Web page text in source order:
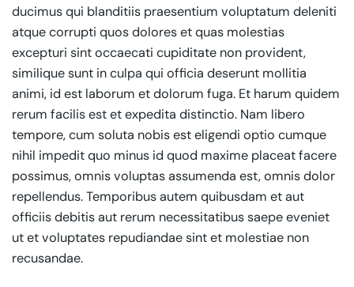
ducimus qui blanditiis praesentium voluptatum deleniti
atque corrupti quos dolores et quas molestias
excepturi sint occaecati cupiditate non provident,
similique sunt in culpa qui officia deserunt mollitia
animi, id est laborum et dolorum fuga. Et harum quidem
rerum facilis est et expedita distinctio. Nam libero
tempore, cum soluta nobis est eligendi optio cumque
nihil impedit quo minus id quod maxime placeat facere
possimus, omnis voluptas assumenda est, omnis dolor
repellendus. Temporibus autem quibusdam et aut
officiis debitis aut rerum necessitatibus saepe eveniet
ut et voluptates repudiandae sint et molestiae non
recusandae.